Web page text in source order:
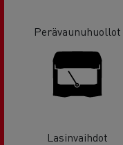
Perävaunuhuollot
Lasinvaihdot